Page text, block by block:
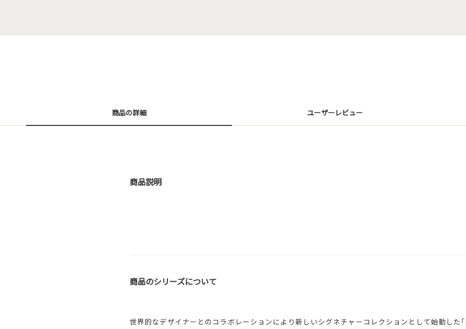
商品の詳細 ユーザーレビュー
商品説明
商品のシリーズについて
世界的なデザイナーとのコラボレーションにより新しいシグネチャーコレクションとして始動し